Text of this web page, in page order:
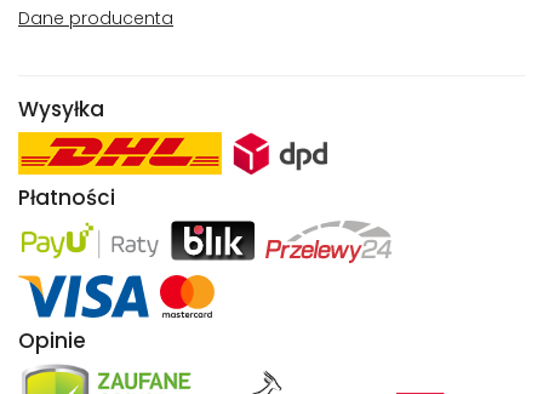
Dane producenta
Wysyłka
Płatności
Opinie